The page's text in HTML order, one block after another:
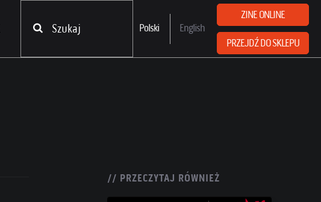
Polski English
ZINE ONLINE
PRZEJDŹ DO SKLEPU
// PRZECZYTAJ RÓWNIEŻ